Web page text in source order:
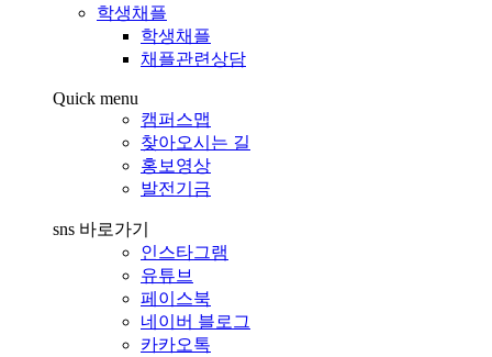
학생채플
학생채플
채플관련상담
Quick menu
캠퍼스맵
찾아오시는 길
홍보영상
발전기금
sns 바로가기
인스타그램
유튜브
페이스북
네이버 블로그
카카오톡